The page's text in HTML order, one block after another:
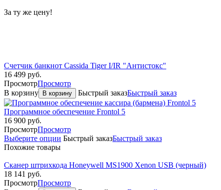
За ту же цену!
Счетчик банкнот Cassida Tiger I/IR "Антистокс"
16 499 руб.
ПросмотрПросмотр
В корзину
В корзину Быстрый заказБыстрый заказ
Программное обеспечение Frontol 5
16 900 руб.
ПросмотрПросмотр
Выберите опции Быстрый заказБыстрый заказ
Похожие товары
Сканер штрихкода Honeywell MS1900 Xenon USB (черный)
18 141 руб.
ПросмотрПросмотр